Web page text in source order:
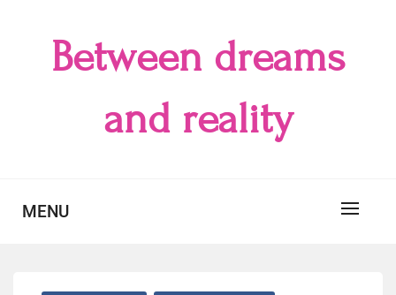
Between dreams
and reality
MENU